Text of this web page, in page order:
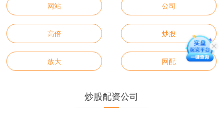
网站 公司
高倍 炒股
放大 网配
炒股配资公司